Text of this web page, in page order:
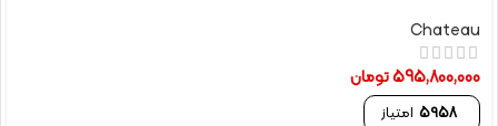
Chateau
595,800,000تومان
5958 امتیاز